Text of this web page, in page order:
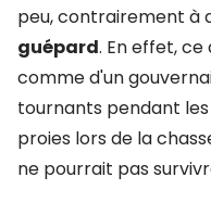
peu, contrairement à
guépard. En effet, ce
comme d'un
tournants pendant
proies lors de la
ne pourrait pas